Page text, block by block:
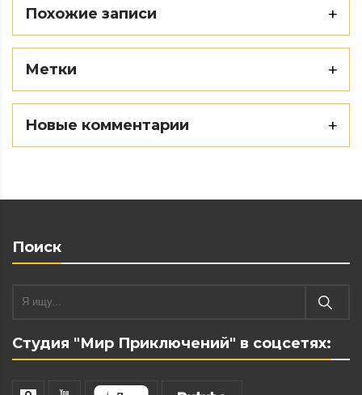
Похожие записи
Метки
Новые комментарии
Студия "Мир Приключений" в соцсетях:
Поиск